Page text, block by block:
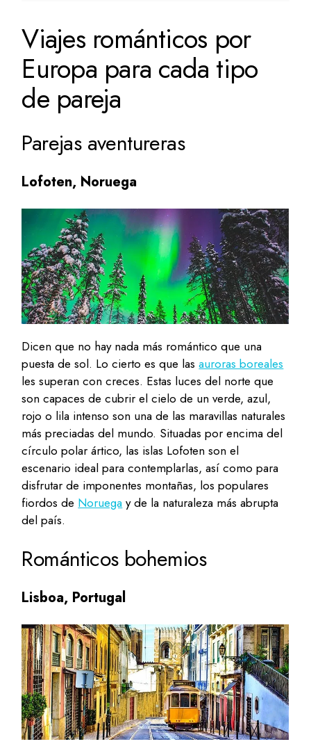
Viajes románticos por
Europa para cada tipo
de pareja
Parejas aventureras
Lofoten, Noruega
Dicen que no hay nada más romántico que una
puesta de sol. Lo cierto es que lasauroras boreales
les superan con creces. Estas luces del norte que
son capaces de cubrir el cielo de un verde, azul,
rojo o lila intenso son una de las maravillas naturales
más preciadas del mundo. Situadas por encima del
círculo polar ártico, las islas Lofoten son el
escenario ideal para contemplarlas, así como para
disfrutar de imponentes montañas, los populares
fiordos de Noruega y de la naturaleza más abrupta
del país.
Románticos bohemios
Lisboa, Portugal